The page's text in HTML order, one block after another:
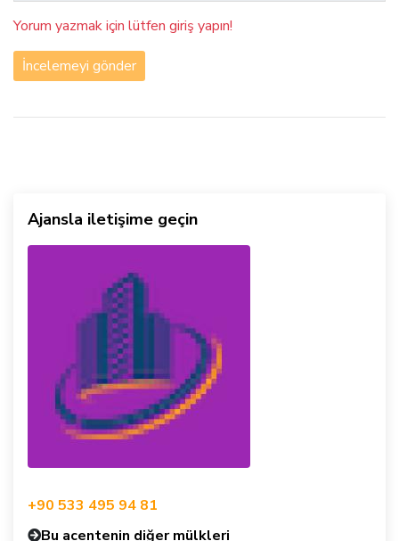
Yorum yazmak için lütfen giriş yapın!
İncelemeyi gönder
Ajansla iletişime geçin
+90 533 495 94 81
Bu acentenin diğer mülkleri